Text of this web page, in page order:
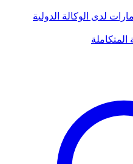
لدى الوكالة الدولية
المتكاملة